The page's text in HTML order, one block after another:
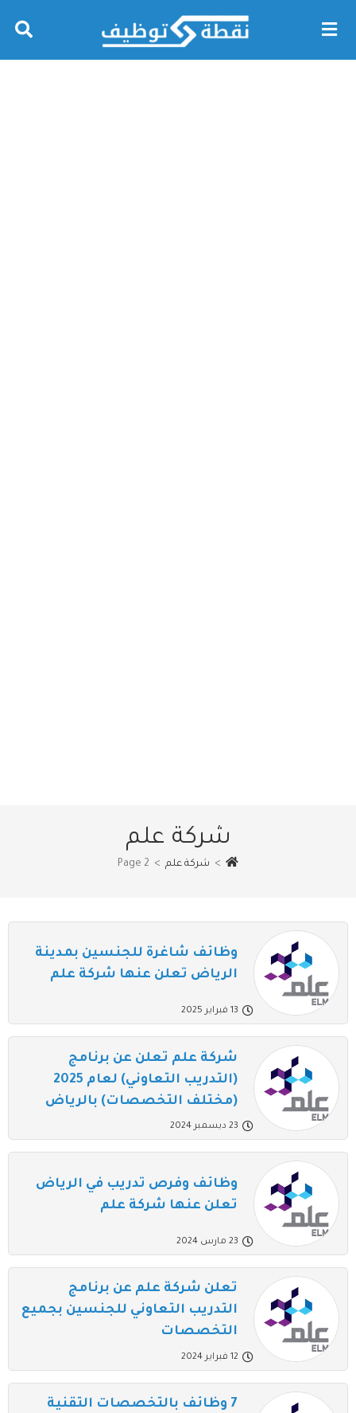
شركة علم
> شركة علم >
Page 2
وظائف شاغرة للجنسين بمدينة
الرياض تعلن عنها شركة علم
13 فبراير 2025
شركة علم تعلن عن برنامج
(التدريب التعاوني) لعام 2025
(مختلف التخصصات) بالرياض
23 ديسمبر 2024
وظائف وفرص تدريب في الرياض
تعلن عنها شركة علم
23 مارس 2024
تعلن شركة علم عن برنامج
التدريب التعاوني للجنسين بجميع
التخصصات
12 فبراير 2024
7 وظائف بالتخصصات التقنية